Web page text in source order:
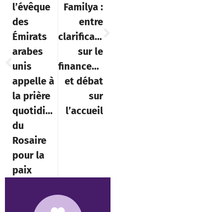
l’évêque
des
Émirats
arabes
unis
appelle à
la prière
quotidienne
du
Rosaire
pour la
paix
Familya :
entre
clarification
sur le
financement
et débat
sur
l’accueil